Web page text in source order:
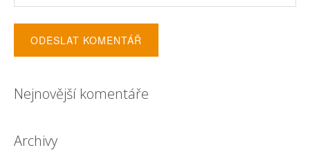
Nejnovější komentáře
Archivy